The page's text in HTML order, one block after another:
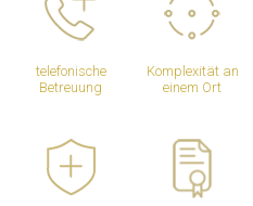
telefonische
Betreuung
Komplexität an
einem Ort